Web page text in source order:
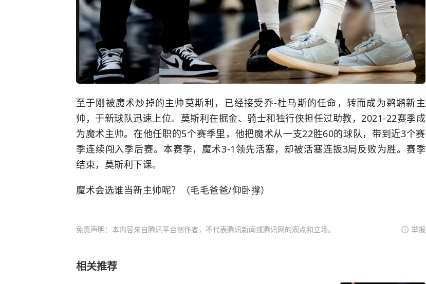
至于刚被魔术炒掉的主帅莫斯利，已经接受乔-杜马斯的任命，转而成为鹈鹕新主
帅，于新球队迅速上位。莫斯利在掘金、骑士和独行侠担任过助教，2021-22赛季成
为魔术主帅。在他任职的5个赛季里，他把魔术从一支22胜60的球队，带到近3个赛
季连续闯入季后赛。本赛季，魔术3-1领先活塞，却被活塞连扳3局反败为胜。赛季
结束，莫斯利下课。
魔术会选谁当新主帅呢？（毛毛爸爸/仰卧撑）
免责声明：本内容来自腾讯平台创作者，不代表腾讯新闻或腾讯网的观点和立场。 举报
相关推荐